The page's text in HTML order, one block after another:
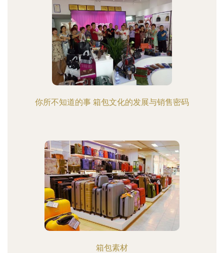
你所不知道的事 箱包文化的发展与销售密码
箱包素材